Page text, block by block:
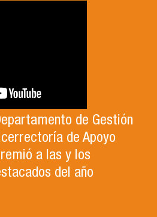
de Gestión
de Apoyo
a las y los
del año
conoceremos el
liderado por el
y estudiantes de
Física de la Facultad
la Uni
el video de nuestro
Sanchez para el cargo
período 2025-2026.